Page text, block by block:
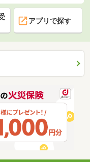
アプリで探す